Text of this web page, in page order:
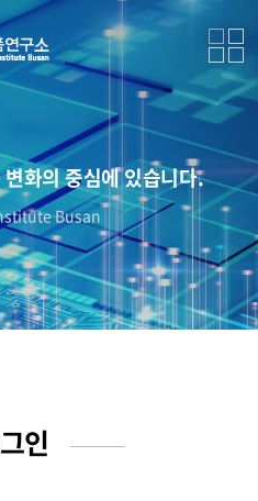
화의 중심에 있습니다.
Busan
인